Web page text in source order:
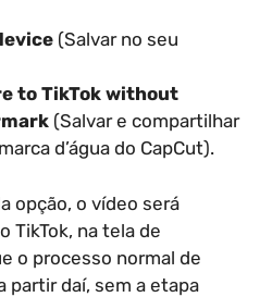
(Salvar no seu
to TikTok without
(Salvar e compartilhar
d’água do CapCut).
opção, o vídeo será
TikTok, na tela de
o processo normal de
partir daí, sem a etapa